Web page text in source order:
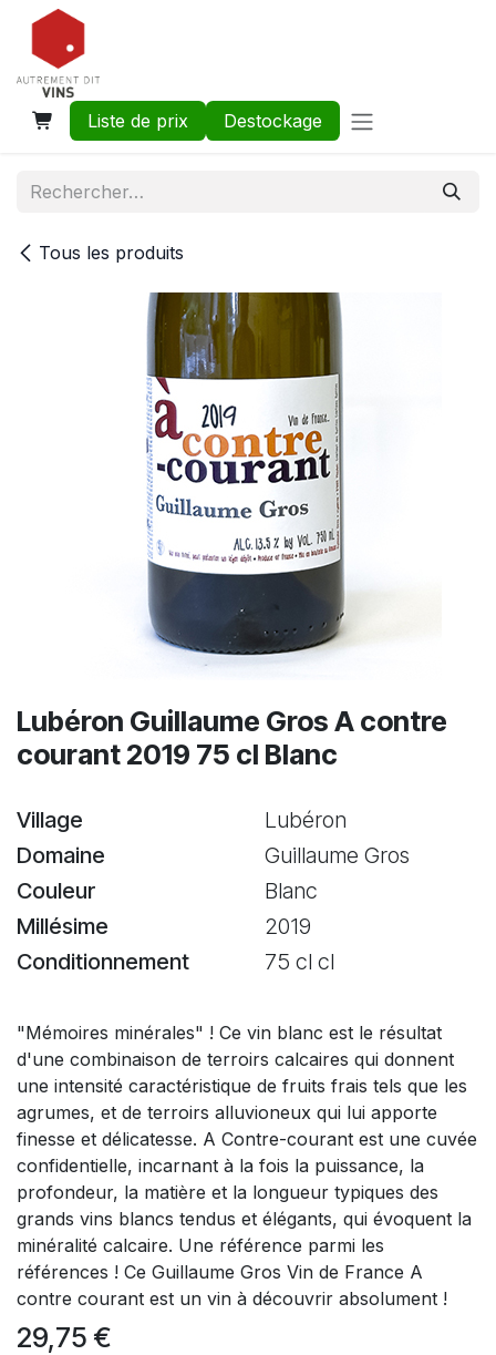
Se rendre au contenu
Liste de prix Destockage
Tous les produits
Lubéron Guillaume Gros A contre
courant 2019 75 cl Blanc
Village
Lubéron
Domaine
Guillaume Gros
Couleur
Blanc
Millésime
2019
Conditionnement
75 cl cl
"Mémoires minérales" ! Ce vin blanc est le résultat
d'une combinaison de terroirs calcaires qui donnent
une intensité caractéristique de fruits frais tels que les
agrumes, et de terroirs alluvioneux qui lui apporte
finesse et délicatesse. A Contre-courant est une cuvée
confidentielle, incarnant à la fois la puissance, la
profondeur, la matière et la longueur typiques des
grands vins blancs tendus et élégants, qui évoquent la
minéralité calcaire. Une référence parmi les
références ! Ce Guillaume Gros Vin de France A
contre courant est un vin à découvrir absolument !
29,75 €